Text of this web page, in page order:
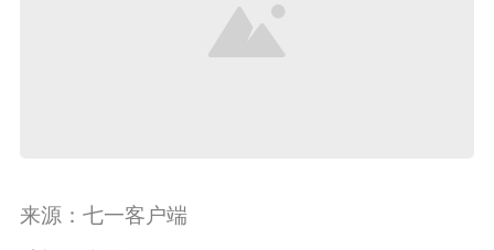
来源：七一客户端